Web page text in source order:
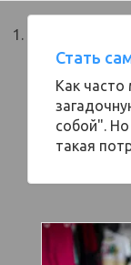
Стать
Как
собой".
такая